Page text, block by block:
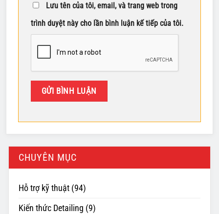
CHUYÊN MỤC
Hỗ trợ kỹ thuật (94)
Kiến thức Detailing (9)
Lưu tên của tôi, email, và trang web trong
trình duyệt này cho lần bình luận kế tiếp của tôi.